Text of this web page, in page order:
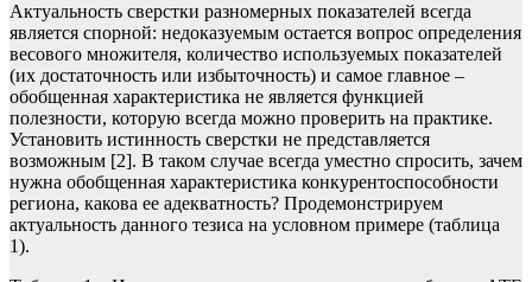
Актуальность сверстки разномерных показателей всегда
является спорной: недоказуемым остается вопрос определения
весового множителя, количество используемых показателей
(их достаточность или избыточность) и самое главное –
обобщенная характеристика не является функцией
полезности, которую всегда можно проверить на практике.
Установить истинность сверстки не представляется
возможным [2]. В таком случае всегда уместно спросить, зачем
нужна обобщенная характеристика конкурентоспособности
региона, какова ее адекватность? Продемонстрируем
актуальность данного тезиса на условном примере (таблица
1).